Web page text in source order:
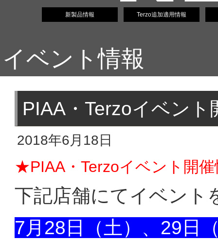
新製品情報 Terzo追加適用情報
イベント情報
PIAA・Terzoイベン
2018年6月18日
★PIAA・Terzoイベント開
下記店舗にてイベント
7月28日（土）、29日